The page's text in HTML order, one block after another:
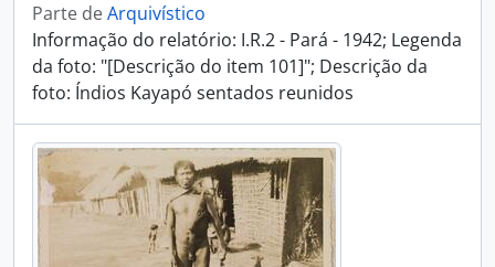
Parte deArquivístico
Informação do relatório: I.R.2 - Pará - 1942; Legenda
da foto: "[Descrição do item 101]"; Descrição da
foto: Índios Kayapó sentados reunidos